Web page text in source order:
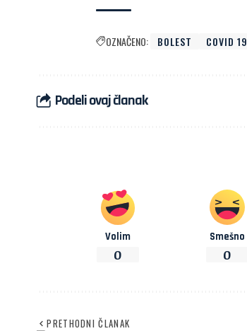
OZNAČENO: BOLEST COVID 19
Podeli ovaj članak
Volim
0
Smešno
0
PRETHODNI ČLANAK